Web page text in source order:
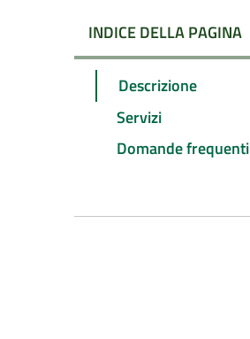
INDICE DELLA PAGINA
Descrizione
Servizi
Domande frequenti